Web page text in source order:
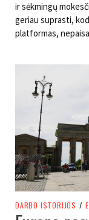
ir sėkmingų
geriau suprasti,
platformas,
DARBO ISTORIJOS /